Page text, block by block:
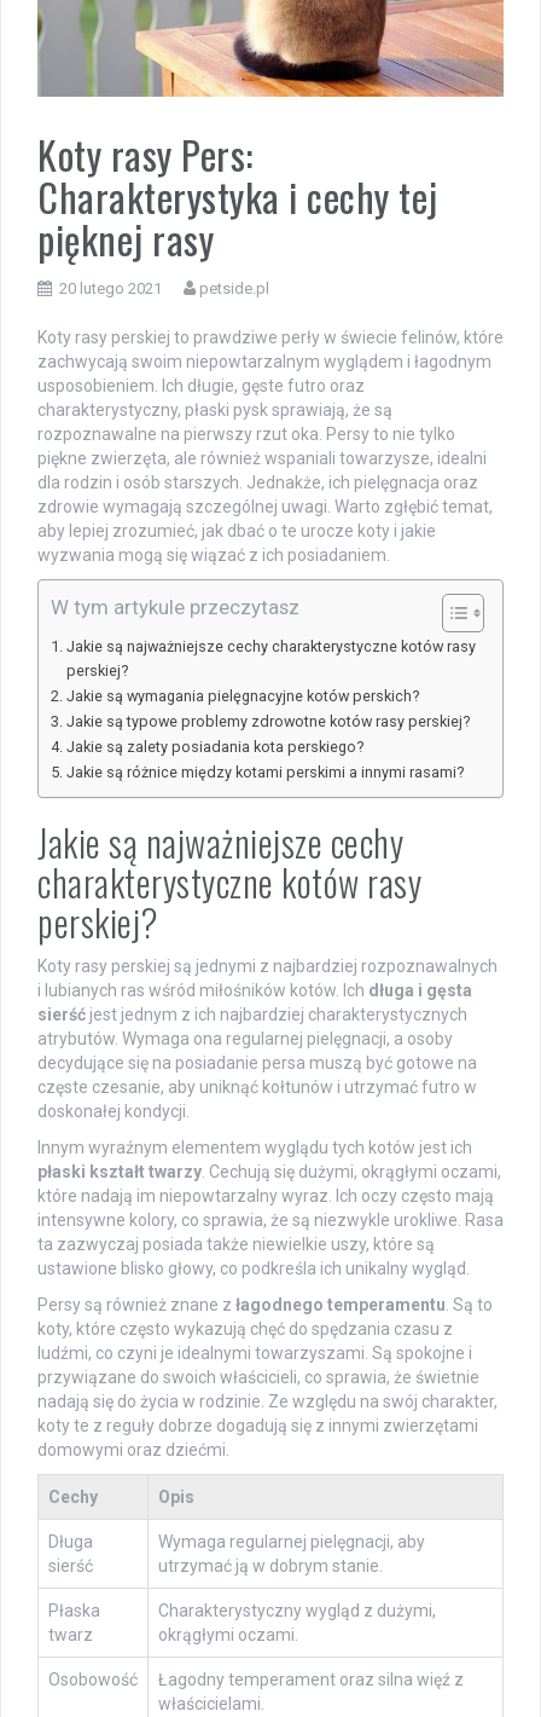
Koty rasy Pers:
Charakterystyka i cechy tej
pięknej rasy
20 lutego 2021 petside.pl
Koty rasy perskiej to prawdziwe perły w świecie felinów, które
zachwycają swoim niepowtarzalnym wyglądem i łagodnym
usposobieniem. Ich długie, gęste futro oraz
charakterystyczny, płaski pysk sprawiają, że są
rozpoznawalne na pierwszy rzut oka. Persy to nie tylko
piękne zwierzęta, ale również wspaniali towarzysze, idealni
dla rodzin i osób starszych. Jednakże, ich pielęgnacja oraz
zdrowie wymagają szczególnej uwagi. Warto zgłębić temat,
aby lepiej zrozumieć, jak dbać o te urocze koty i jakie
wyzwania mogą się wiązać z ich posiadaniem.
W tym artykule przeczytasz
Jakie są najważniejsze cechy charakterystyczne kotów rasy
perskiej?
Jakie są wymagania pielęgnacyjne kotów perskich?
Jakie są typowe problemy zdrowotne kotów rasy perskiej?
Jakie są zalety posiadania kota perskiego?
Jakie są różnice między kotami perskimi a innymi rasami?
Jakie są najważniejsze cechy
charakterystyczne kotów rasy
perskiej?
Koty rasy perskiej są jednymi z najbardziej rozpoznawalnych
i lubianych ras wśród miłośników kotów. Ich długa i gęsta
sierść jest jednym z ich najbardziej charakterystycznych
atrybutów. Wymaga ona regularnej pielęgnacji, a osoby
decydujące się na posiadanie persa muszą być gotowe na
częste czesanie, aby uniknąć kołtunów i utrzymać futro w
doskonałej kondycji.
Innym wyraźnym elementem wyglądu tych kotów jest ich
płaski kształt twarzy . Cechują się dużymi, okrągłymi oczami,
które nadają im niepowtarzalny wyraz. Ich oczy często mają
intensywne kolory, co sprawia, że są niezwykle urokliwe. Rasa
ta zazwyczaj posiada także niewielkie uszy, które są
ustawione blisko głowy, co podkreśla ich unikalny wygląd.
Persy są również znane z łagodnego temperamentu . Są to
koty, które często wykazują chęć do spędzania czasu z
ludźmi, co czyni je idealnymi towarzyszami. Są spokojne i
przywiązane do swoich właścicieli, co sprawia, że świetnie
nadają się do życia w rodzinie. Ze względu na swój charakter,
koty te z reguły dobrze dogadują się z innymi zwierzętami
domowymi oraz dziećmi.
Cechy Opis
Długa
sierść
Wymaga regularnej pielęgnacji, aby
utrzymać ją w dobrym stanie.
Płaska
twarz
Charakterystyczny wygląd z dużymi,
okrągłymi oczami.
Osobowość
Łagodny temperament oraz silna więź z
właścicielami.